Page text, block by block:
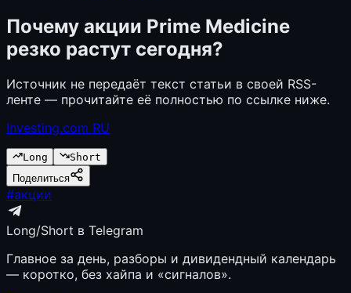
Почему акции Prime Medicine
резко растут сегодня?
Источник не передаёт текст статьи в своей RSS-
ленте — прочитайте её полностью по ссылке ниже.
Investing.com RU
Long
Short
Поделиться
#акции
Long/Short в Telegram
Главное за день, разборы и дивидендный календарь
— коротко, без хайпа и «сигналов».